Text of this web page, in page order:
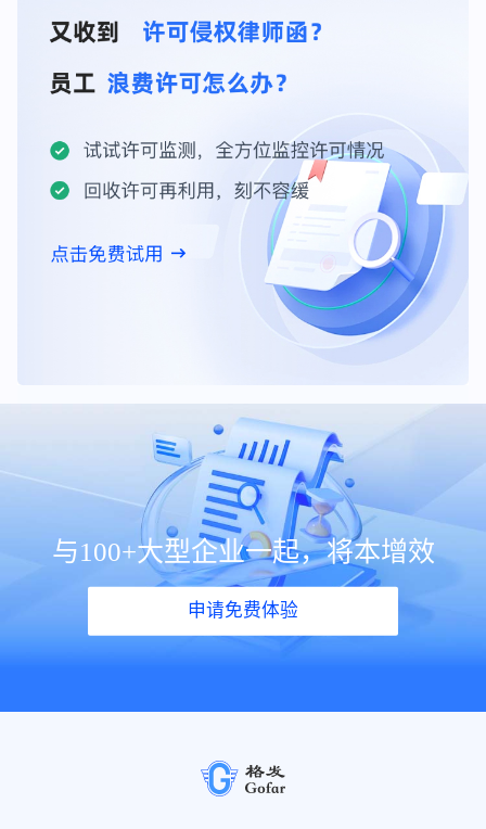
与100+大型企业一起，将本增效
申请免费体验